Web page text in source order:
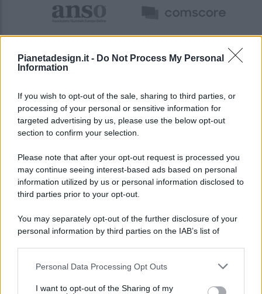
Pianetadesign.it - Do Not Process My Personal
Information
If you wish to opt-out of the sale, sharing to third parties, or
processing of your personal or sensitive information for
targeted advertising by us, please use the below opt-out
section to confirm your selection.
Please note that after your opt-out request is processed you
may continue seeing interest-based ads based on personal
information utilized by us or personal information disclosed to
third parties prior to your opt-out.
You may separately opt-out of the further disclosure of your
personal information by third parties on the IAB’s list of
This information may also be disclosed by us to third parties
Personal Data Processing Opt Outs
I want to opt-out of the Sharing of my
© 2026 - Pianeta Design - P.IVA 04827280654 - Testata
Registrata Al Tribunale Di Nocera Inferiore N. 8/2020 - RG N.
ISCRIZIONE AL ROC N. 35792 – ISCRITTA ALL’ANSO
(ASSOCIAZIONE NAZIONALE STAMPA ONLINE)
PREFERENZE PRIVACY